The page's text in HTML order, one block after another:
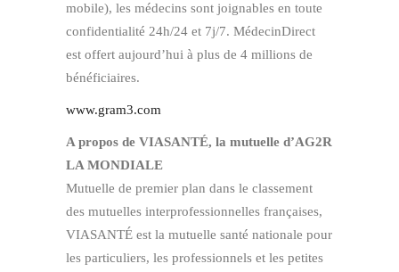
mobile), les médecins sont joignables en toute
confidentialité 24h/24 et 7j/7. MédecinDirect
est offert aujourd’hui à plus de 4 millions de
bénéficiaires.
www.gram3.com
A propos de VIASANTÉ, la mutuelle d’AG2R
LA MONDIALE
Mutuelle de premier plan dans le classement
des mutuelles interprofessionnelles françaises,
VIASANTÉ est la mutuelle santé nationale pour
les particuliers, les professionnels et les petites